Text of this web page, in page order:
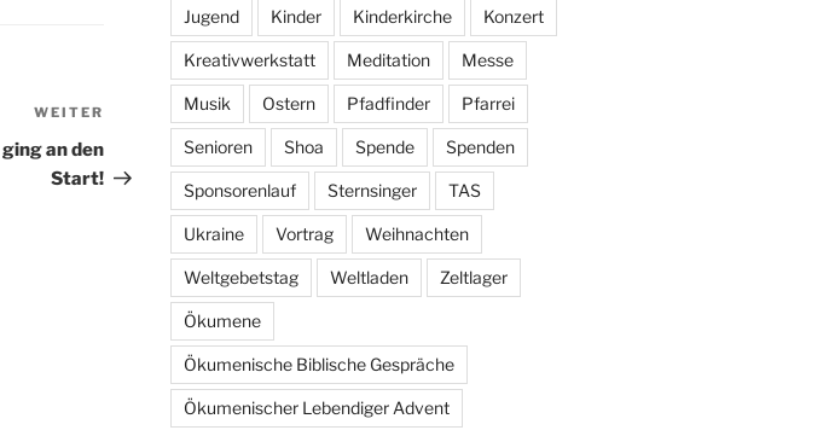
Nächster
Beitrag
WEITER
an den
Start!
Jugend Kinder Kinderkirche Konzert
Kreativwerkstatt Meditation Messe
Musik Ostern Pfadfinder Pfarrei
Senioren Shoa Spende Spenden
Sponsorenlauf Sternsinger TAS
Ukraine Vortrag Weihnachten
Weltgebetstag Weltladen Zeltlager
Ökumene
Ökumenische Biblische Gespräche
Ökumenischer Lebendiger Advent